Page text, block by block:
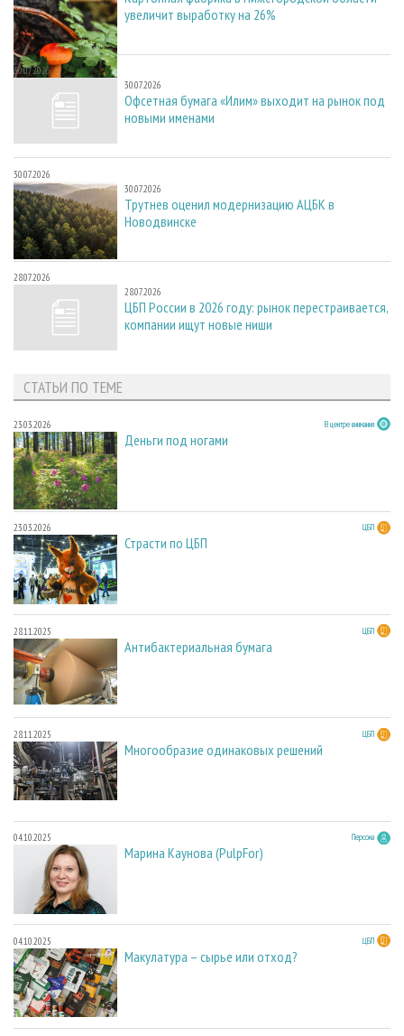
увеличит выработку на 26%
30.07.2026
30.07.2026
Офсетная бумага «Илим» выходит на рынок под
новыми именами
30.07.2026
30.07.2026
Трутнев оценил модернизацию АЦБК в
Новодвинске
28.07.2026
28.07.2026
ЦБП России в 2026 году: рынок перестраивается,
компании ищут новые ниши
СТАТЬИ ПО ТЕМЕ
23.03.2026 В центре внимания
Деньги под ногами
23.03.2026 ЦБП
Страсти по ЦБП
28.11.2025 ЦБП
Антибактериальная бумага
28.11.2025 ЦБП
Многообразие одинаковых решений
04.10.2025 Персона
Марина Каунова (PulpFor)
04.10.2025 ЦБП
Макулатура – сырье или отход?